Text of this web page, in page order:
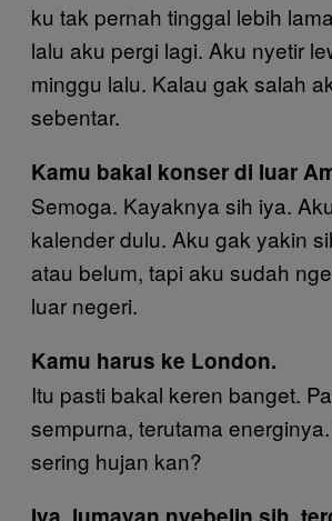
ku tak pernah tinggal lebih
lalu aku pergi lagi. Aku nyetir
minggu lalu. Kalau gak salah
sebentar.
Kamu bakal konser di luar
Semoga. Kayaknya sih iya.
kalender dulu. Aku gak yakin
atau belum, tapi aku sudah
luar negeri.
Kamu harus ke London.
Itu pasti bakal keren banget.
sempurna, terutama
sering hujan kan?